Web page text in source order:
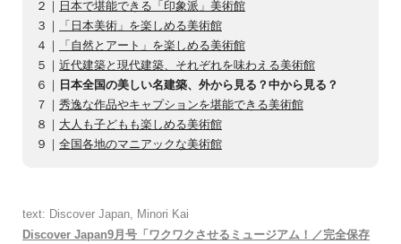
２｜ 日本で堪能できる「印象派」美術館
３｜
「日本美術」を楽しめる美術館
４｜
「自然とアート」を楽しめる美術館
５｜ 近代建築と現代建築、それぞれを味わえる美術館
６｜ 日本全国の美しい名建築、外から見る？中から見る？
７｜ 秀逸な作品やキャプションを堪能できる美術館
８｜ 大人も子どもも楽しめる美術館
９｜ 全国各地のマニアックな美術館
text: Discover Japan, Minori Kai
Discover Japan9月号「ワクワクさせるミュージアム！／完全保存